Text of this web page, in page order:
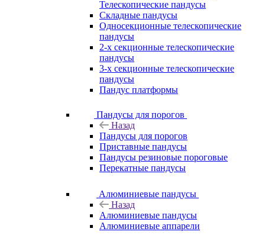
Телескопические пандусы
Складные пандусы
Односекционные телескопические
пандусы
2-х секционные телескопические
пандусы
3-х секционные телескопические
пандусы
Пандус платформы
Пандусы для порогов
Назад
Пандусы для порогов
Приставные пандусы
Пандусы резиновые пороговые
Перекатные пандусы
Алюминиевые пандусы
Назад
Алюминиевые пандусы
Алюминиевые аппарели